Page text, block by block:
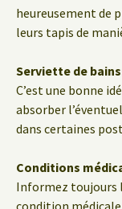
heureusement de
leurs tapis de
Serviette de
C’est une bonne
absorber
dans certaines
Conditions
Informez toujours
condition médicale